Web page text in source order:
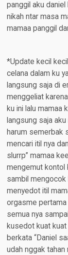
panggil aku daniel
nikah ntar masa
mamaa panggil
*Update kecil
celana dalam ku
langsung saja di
menggeliat
ku ini lalu mamaa
langsung saja
harum semerbak
mencari itil nya
slurrp” mamaa
mengemut kontol
sambil mengocok
menyedot itil
orgasme pertama
semua nya
kusedot kuat
berkata “Daniel
udah nggak tahan